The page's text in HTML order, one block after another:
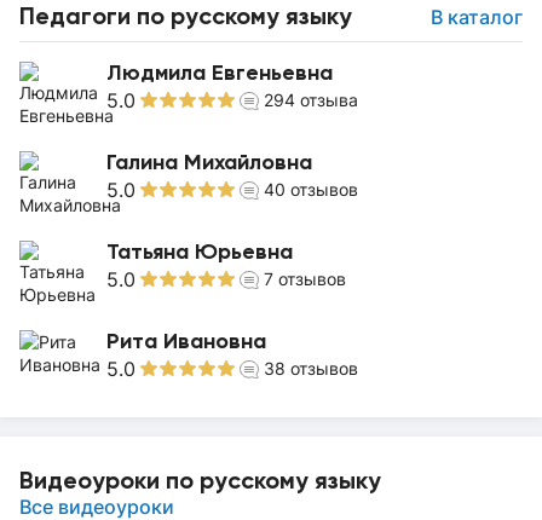
Педагоги по русскому языку В каталог
Людмила Евгеньевна
5.0 294 отзыва
Галина Михайловна
5.0 40 отзывов
Татьяна Юрьевна
5.0 7 отзывов
Рита Ивановна
5.0 38 отзывов
Видеоуроки по русскому языку
Все видеоуроки